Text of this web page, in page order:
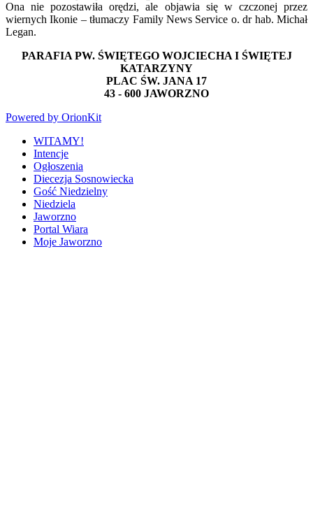
Ona nie pozostawiła orędzi, ale objawia się w czczonej przez
wiernych Ikonie – tłumaczy Family News Service o. dr hab. Michał
Legan.
PARAFIA PW. ŚWIĘTEGO WOJCIECHA I ŚWIĘTEJ
KATARZYNY
PLAC ŚW. JANA 17
43 - 600 JAWORZNO
Powered by OrionKit
WITAMY!
Intencje
Ogłoszenia
Diecezja Sosnowiecka
Gość Niedzielny
Niedziela
Jaworzno
Portal Wiara
Moje Jaworzno